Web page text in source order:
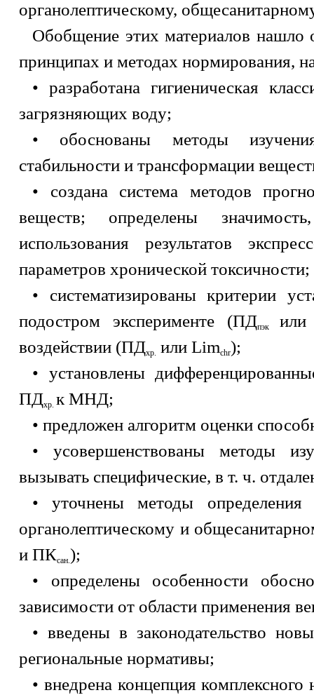
органолептическому,
Обобщение этих материалов нашло
принципах и методах нормирования,
• разработана гигиеническая
загрязняющих воду;
• обоснованы методы
стабильности и трансформации
• создана система методов
веществ; определены
использования результатов
параметров хронической токсичности;
• систематизированы критерии
подостром эксперименте (ПДпэк
воздействии (ПДхр. или Limchr);
• установлены
ПДхр. к МНД;
• предложен алгоритм оценки
• усовершенствованы методы
вызывать специфические, в т. ч.
• уточнены методы определения
органолептическому и
и ПКсан. );
• определены особенности
зависимости от области применения
• введены в законодательство
региональные нормативы;
• внедрена концепция